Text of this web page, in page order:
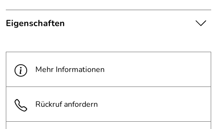
Eigenschaften
Hinweis
Produktbilder:
stellt keine verbindliche
beachten Sie die
Textbeschreibung.
Farbe:
bordeaux
Mehr Informationen
Rückruf anfordern